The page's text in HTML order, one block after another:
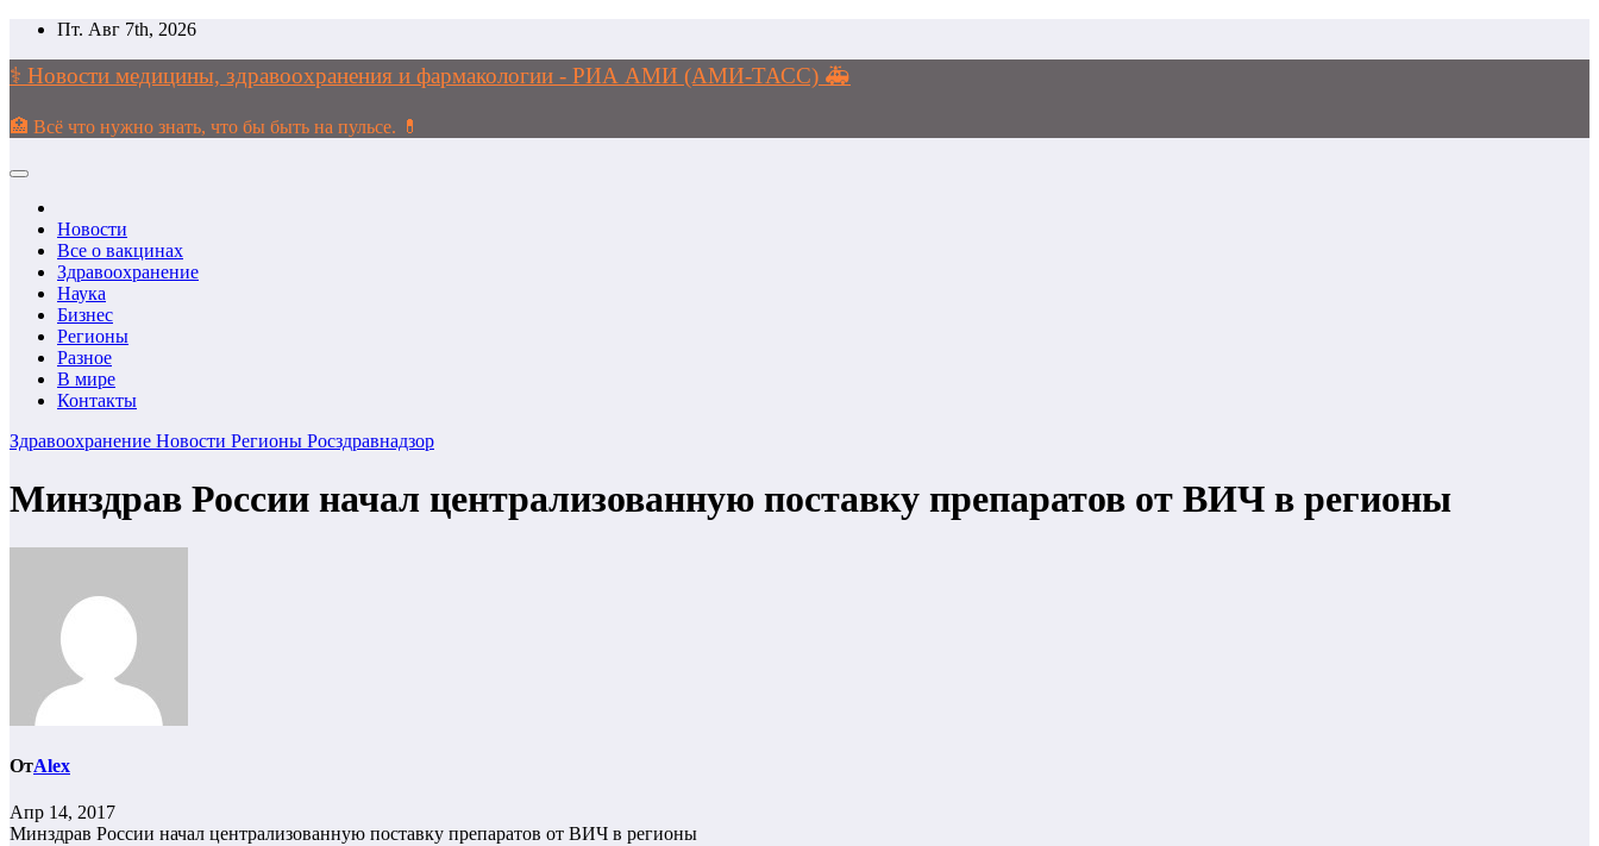
Перейти
содержимому
Пт. Авг 7th, 2026
⚕️ Новости медицины, здравоохранения и фармакологии - РИА АМИ (АМИ-ТАСС) 🚑
🏥 Всё что нужно знать, что бы быть на пульсе. 💊
Новости
Все о вакцинах
Здравоохранение
Наука
Бизнес
Регионы
Разное
В мире
Контакты
Здравоохранение Новости Регионы Росздравнадзор
Минздрав России начал централизованную поставку препаратов от ВИЧ в регионы
ОтAlex
Апр 14, 2017
Минздрав России начал централизованную поставку препаратов от ВИЧ в регионы